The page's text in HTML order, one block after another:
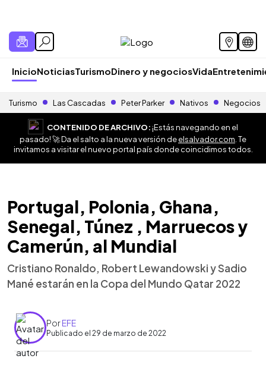
InicioNoticiasTurismoDinero y negociosVida
Turismo Las Cascadas Peter Parker Nativos Negocios
CONTENIDO DE ARCHIVO:¡Estás navegando en el
pasado! 🚀 Da el salto a la nueva versión deelsalvador.com . Te
invitamos a visitar el nuevo portal país donde coincidimos todos.
Portugal, Polonia, Ghana,
Senegal, Túnez , Marruecos y
Camerún, al Mundial
Cristiano Ronaldo, Robert Lewandowski y Sadio
Mané estarán en la Copa del Mundo Qatar 2022
PorEFE
Publicado el 29 de marzo de 2022